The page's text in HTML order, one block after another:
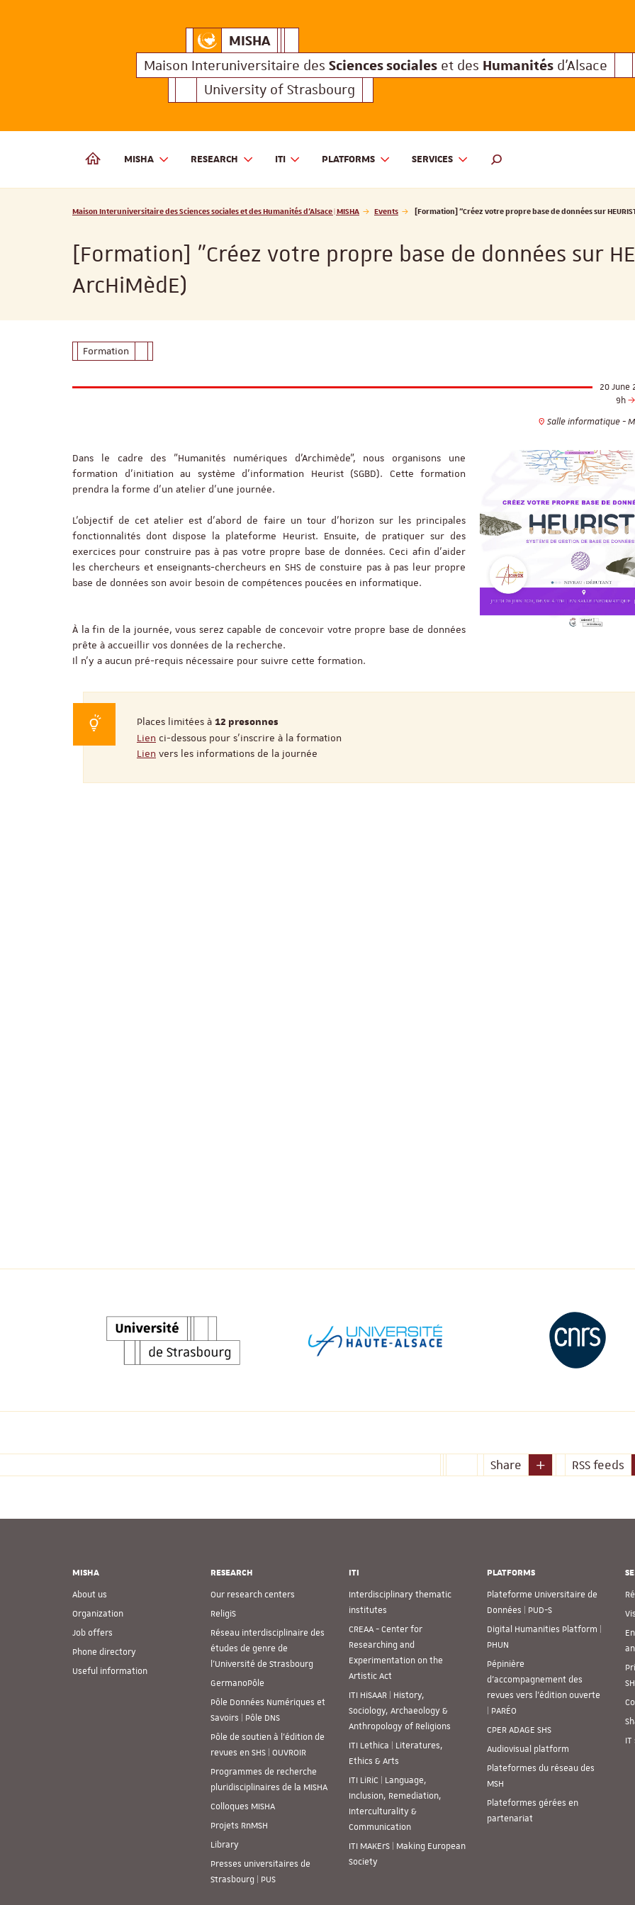
MISHAMaison Interuniversitaire des
Maison Interuniversitaire des Sciences sociales et des Humanités d'Alsace
University of Strasbourg
MAISON INTERUNIVERSITAIRE DES SCIENCES SOCIALES ET DES HUMANITÉS D'ALSACE | MISHA
MISHA RESEARCH ITI PLATFORMS SERVICES
SEARCH ENGINE
Maison Interuniversitaire des
Vous êtes ici :
Maison Interuniversitaire des Sciences sociales et des Humanités d'Alsace | MISHA Events [Formation] "Créez votre propre base de données sur
[Formation] "Créez votre propre base de données sur
ArcHiMèdE)
Formation
20 June
9h
Salle informatique -
Dans le cadre des "Humanités numériques d'Archimède", nous organisons une
formation d’initiation au système d’information Heurist (SGBD). Cette formation
prendra la forme d’un atelier d’une journée.
L’objectif de cet atelier est d’abord de faire un tour d’horizon sur les principales
fonctionnalités dont dispose la plateforme Heurist. Ensuite, de pratiquer sur des
exercices pour construire pas à pas votre propre base de données. Ceci afin d'aider
les chercheurs et enseignants-chercheurs en SHS de constuire pas à pas leur propre
base de données son avoir besoin de compétences poucées en informatique.
À la fin de la journée, vous serez capable de concevoir votre propre base de données
prête à accueillir vos données de la recherche.
Il n'y a aucun pré-requis nécessaire pour suivre cette formation.
Places limitées à 12 presonnes
Lien ci-dessous pour s'inscrire à la formation
Lien vers les informations de la journée
Share RSS feeds
MISHA
About us
Organization
Job offers
Phone directory
Useful information
RESEARCH
Our research centers
ReligiS
Réseau interdisciplinaire des
études de genre de
l’Université de Strasbourg
GermanoPôle
Pôle Données Numériques et
Savoirs | Pôle DNS
Pôle de soutien à l’édition de
revues en SHS | OUVROIR
Programmes de recherche
pluridisciplinaires de la MISHA
Colloques MISHA
Projets RnMSH
Library
Presses universitaires de
Strasbourg | PUS
ITI
Interdisciplinary thematic
institutes
CREAA - Center for
Researching and
Experimentation on the
Artistic Act
ITI HiSAAR | History,
Sociology, Archaeology &
Anthropology of Religions
ITI Lethica | Literatures,
Ethics & Arts
ITI LiRiC | Language,
Inclusion, Remediation,
Interculturality &
Communication
ITI MAKErS | Making European
Society
PLATFORMS
Plateforme Universitaire de
Données | PUD-S
Digital Humanities Platform |
PHUN
Pépinière
d’accompagnement des
revues vers l’édition ouverte
| PARÉO
CPER ADAGE SHS
Audiovisual platform
Plateformes du réseau des
MSH
Plateformes gérées en
partenariat